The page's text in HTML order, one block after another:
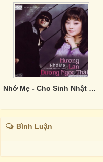
Nhớ Mẹ - Cho Sinh Nhật Lần Cuối
Bình Luận